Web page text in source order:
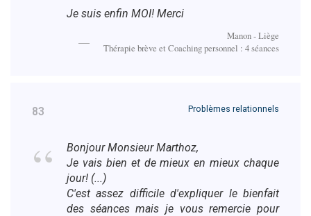
Je suis enfin MOI! Merci
Manon - Liège
Thérapie brève et Coaching personnel : 4 séances
83 Problèmes relationnels
Bonjour Monsieur Marthoz,
Je vais bien et de mieux en mieux chaque
jour! (...)
C'est assez difficile d'expliquer le bienfait
des séances mais je vous remercie pour